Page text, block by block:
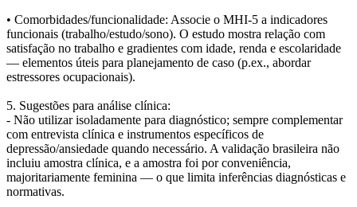
• Comorbidades/funcionalidade: Associe o MHI-5 a indicadores
funcionais (trabalho/estudo/sono). O estudo mostra relação com
satisfação no trabalho e gradientes com idade, renda e escolaridade
— elementos úteis para planejamento de caso (p.ex., abordar
estressores ocupacionais).
5. Sugestões para análise clínica:
- Não utilizar isoladamente para diagnóstico; sempre complementar
com entrevista clínica e instrumentos específicos de
depressão/ansiedade quando necessário. A validação brasileira não
incluiu amostra clínica, e a amostra foi por conveniência,
majoritariamente feminina — o que limita inferências diagnósticas e
normativas.